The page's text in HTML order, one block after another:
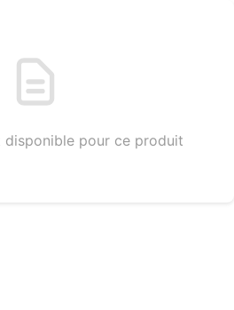
disponible pour ce produit